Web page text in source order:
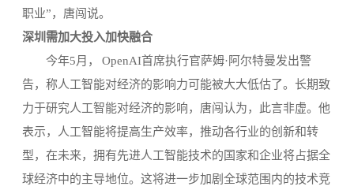
职业”，唐闯说。
深圳需加大投入加快融合
今年5月， OpenAI首席执行官萨姆·阿尔特曼发出警
告，称人工智能对经济的影响力可能被大大低估了。长期致
力于研究人工智能对经济的影响，唐闯认为，此言非虚。他
表示，人工智能将提高生产效率，推动各行业的创新和转
型，在未来，拥有先进人工智能技术的国家和企业将占据全
球经济中的主导地位。这将进一步加剧全球范围内的技术竞